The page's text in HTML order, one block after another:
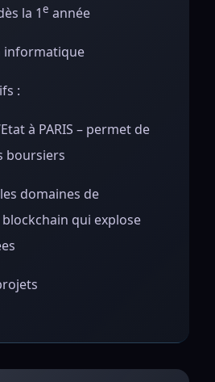
la 1e année
informatique
:
à PARIS – permet de
boursiers
domaines de
qui explose